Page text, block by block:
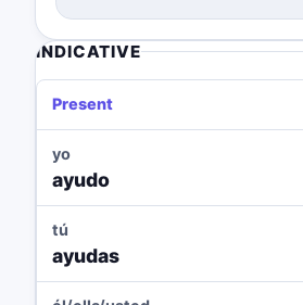
INDICATIVE
Present
yo
ayudo
tú
ayudas